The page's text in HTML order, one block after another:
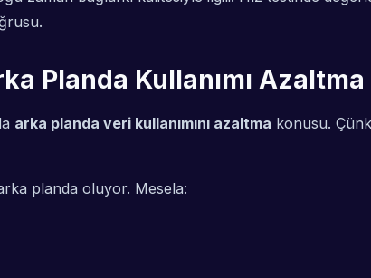
Planda Kullanımı Azaltma
arka planda veri kullanımını azaltma konusu.
planda oluyor. Mesela: